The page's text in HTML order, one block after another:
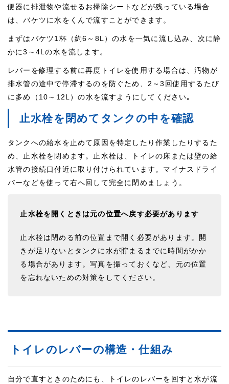
便器に排泄物や流せるお掃除シートなどが残っている場合
は、バケツに水をくんで流すことができます。
まずはバケツ1杯（約6～8L）の水を一気に流し込み、次に静
かに3～4Lの水を流します。
レバーを修理する前に再度トイレを使用する場合は、汚物が
排水管の途中で停滞するのを防ぐため、2～3回使用するたび
に多め（10～12L）の水を流すようにしてください｡
止水栓を閉めてタンクの中を確認
タンクへの給水を止めて原因を特定したり作業したりするた
め、止水栓を閉めます。止水栓は、トイレの床または壁の給
水管の接続口付近に取り付けられています。マイナスドライ
バーなどを使って右へ回して完全に閉めましょう。
止水栓を開くときは元の位置へ戻す必要があります
止水栓は閉める前の位置まで開く必要があります。開
きが足りないとタンクに水が貯まるまでに時間がかか
る場合があります。写真を撮っておくなど、元の位置
を忘れないための対策をしてください。
トイレのレバーの構造・仕組み
自分で直すときのためにも、トイレのレバーを回すと水が流